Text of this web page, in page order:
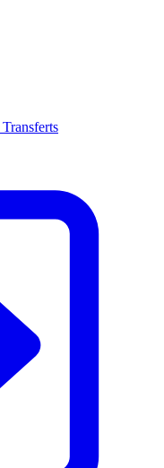
Transferts